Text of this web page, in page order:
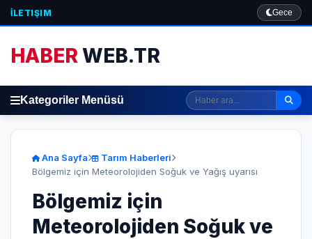
İLETIŞIM Gece
HABERWEB.TR
Kategoriler Menüsü
Ana Sayfa
Tarım Haberleri
Bölgemiz için Meteorolojiden Soğuk ve Yağış uyarısı
Bölgemiz için
Meteorolojiden Soğuk ve